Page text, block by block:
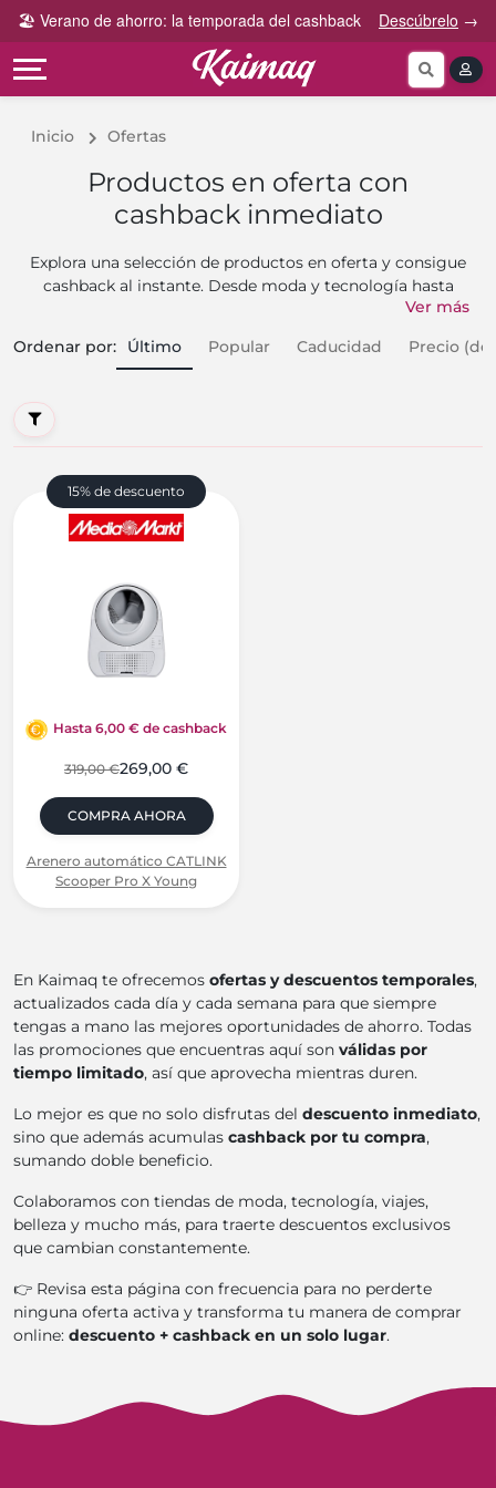
🏖️ Verano de ahorro: la temporada del cashback Descúbrelo →
Categorías
por
Tiendas
categoría
Gana
más
y
Comparte
Guía
rápida
funciona
Preguntas
frecuentes
Contáctanos
Inicio Ofertas
Productos en oferta con
cashback inmediato
Explora una selección de productos en oferta y consigue
cashback al instante. Desde moda y tecnología hasta
artículos para el hogar, cada compra te devuelve dinero
producto que te interesa, completar tu pedido y listo: el
Ver más
Ordenar por: Último Popular Caducidad Precio
15% de descuento
Hasta 6,00 € de cashback
319,00 €269,00 €
COMPRA AHORA
Arenero automático CATLINK
Scooper Pro X Young
En Kaimaq te ofrecemos ofertas y descuentos temporales,
actualizados cada día y cada semana para que siempre
tengas a mano las mejores oportunidades de ahorro. Todas
las promociones que encuentras aquí son válidas por
tiempo limitado, así que aprovecha mientras duren.
Lo mejor es que no solo disfrutas del descuento inmediato,
sino que además acumulas cashback por tu compra,
sumando doble beneficio.
Colaboramos con tiendas de moda, tecnología, viajes,
belleza y mucho más, para traerte descuentos exclusivos
que cambian constantemente.
👉 Revisa esta página con frecuencia para no perderte
ninguna oferta activa y transforma tu manera de comprar
online: descuento + cashback en un solo lugar.